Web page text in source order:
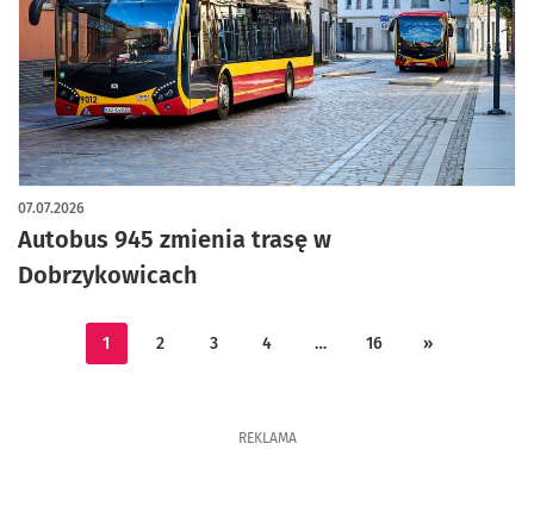
Autobus 945 zmienia trasę w
Dobrzykowicach
07.07.2026
1 2 3 4 … 16 »
REKLAMA